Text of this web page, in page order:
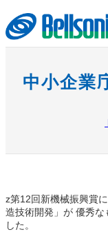
容
を
ス
中小企業
z第12回新機械振興賞
造技術開発」が 優秀な
した。